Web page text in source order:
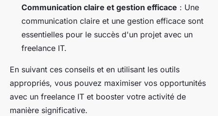
Communication claire et gestion efficace : Une
communication claire et une gestion efficace sont
essentielles pour le succès d'un projet avec un
freelance IT.
En suivant ces conseils et en utilisant les outils
appropriés, vous pouvez maximiser vos opportunités
avec un freelance IT et booster votre activité de
manière significative.